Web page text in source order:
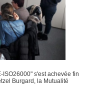
s'est achevée fin
Burgard, la Mutualité